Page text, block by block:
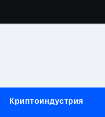
объектов и
профессий
Криптоиндустрия